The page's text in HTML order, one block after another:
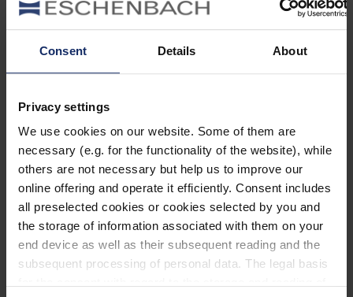
Consent Details About
Privacy settings
We use cookies on our website. Some of them are
necessary (e.g. for the functionality of the website), while
others are not necessary but help us to improve our
online offering and operate it efficiently. Consent includes
all preselected cookies or cookies selected by you and
the storage of information associated with them on your
end device as well as their subsequent reading and the
subsequent processing of personal data. The legal basis
Kategorien
Ausrüstung
Naturwelt
Reisen
Tier des Monats
Vogel der Woche
Vogel des Jahres
Vogelwelt
Neueste Beiträge
Können Vögel träumen?
Wer schon einmal einen schlafenden Hund mit zuckenden Pfoten
oder einen Vogel mit geschlossenen Augen beobachtet hat, hat sich
vielleicht gefragt: Träumen Tiere eigentlich?